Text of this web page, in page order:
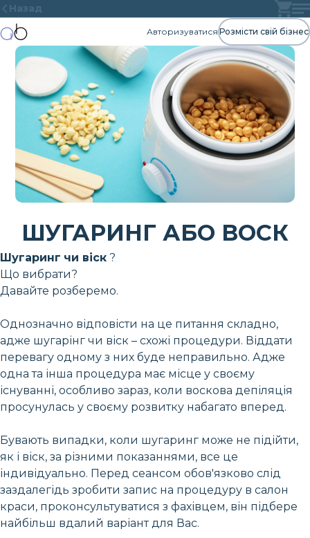
Назад
Авторизуватися Розмісти свій бізнес
ШУГАРИНГ АБО ВОСК
Шугаринг чи віск ?
Що вибрати?
Давайте розберемо.
Однозначно відповісти на це питання складно,
адже шугарінг чи віск – схожі процедури. Віддати
перевагу одному з них буде неправильно. Адже
одна та інша процедура має місце у своєму
існуванні, особливо зараз, коли воскова депіляція
просунулась у своєму розвитку набагато вперед.
Бувають випадки, коли шугаринг може не підійти,
як і віск, за різними показаннями, все це
індивідуально. Перед сеансом обов'язково слід
заздалегідь зробити запис на процедуру в салон
краси, проконсультуватися з фахівцем, він підбере
найбільш вдалий варіант для Вас.